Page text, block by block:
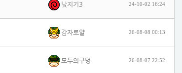
낮지기3 24-10-02 16:24
감자로얄 26-08-08 00:13
모두의구멍 26-08-07 22:52